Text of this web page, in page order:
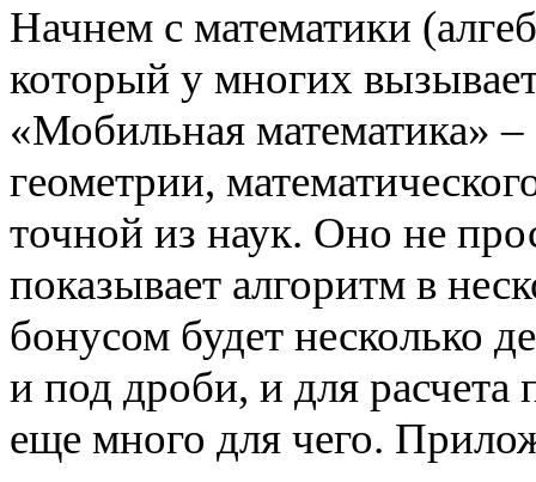
Начнем с математики
который у многих
«Мобильная математика»
геометрии,
точной из наук. Оно не
показывает алгоритм в
бонусом будет несколько
и под дроби, и для
еще много для чего.